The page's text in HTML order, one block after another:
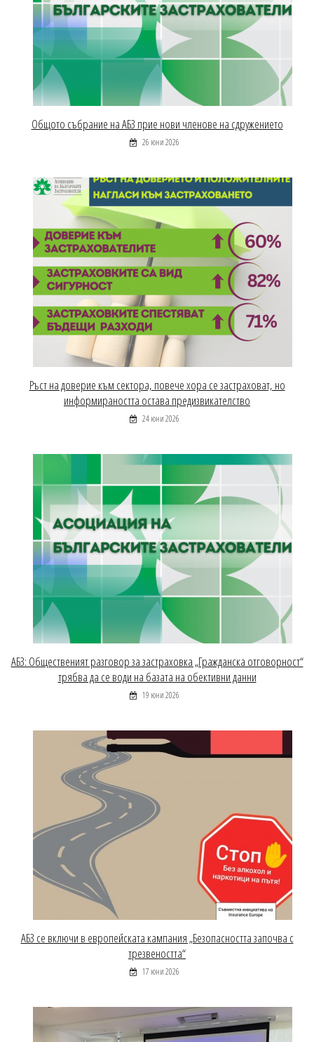
Общото събрание на АБЗ прие нови членове на сдружението
26 юни 2026
Ръст на доверие към сектора, повече хора се застраховат, но
информираността остава предизвикателство
24 юни 2026
АБЗ: Общественият разговор за застраховка „Гражданска отговорност“
трябва да се води на базата на обективни данни
19 юни 2026
АБЗ се включи в европейската кампания „Безопасността започва с
трезвеността“
17 юни 2026